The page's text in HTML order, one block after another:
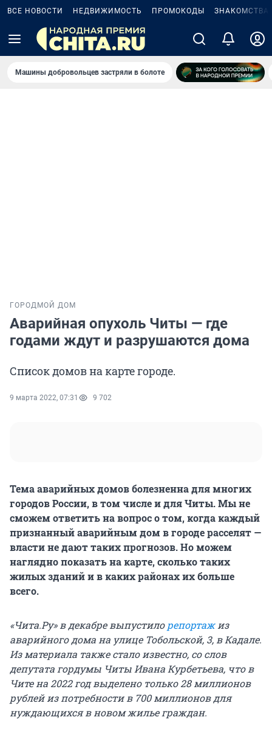
ВСЕ НОВОСТИ НЕДВИЖИМОСТЬ ПРОМОКОДЫ ЗНАКОМСТВА
Машины добровольцев застряли в болоте
ГОРОД МОЙ ДОМ
Аварийная опухоль Читы — где
годами ждут и разрушаются дома
Список домов на карте городе.
9 марта 2022, 07:31 9 702
Тема аварийных домов болезненна для многих
городов России, в том числе и для Читы. Мы не
сможем ответить на вопрос о том, когда каждый
признанный аварийным дом в городе расселят —
власти не дают таких прогнозов. Но можем
наглядно показать на карте, сколько таких
жилых зданий и в каких районах их больше
всего.
«Чита.Ру» в декабре выпустило репортажиз
аварийного дома на улице Тобольской, 3, в Кадале.
Из материала также стало известно, со слов
депутата гордумы Читы Ивана Курбетьева, что в
Чите на 2022 год выделено только 28 миллионов
рублей из потребности в 700 миллионов для
нуждающихся в новом жилье граждан.